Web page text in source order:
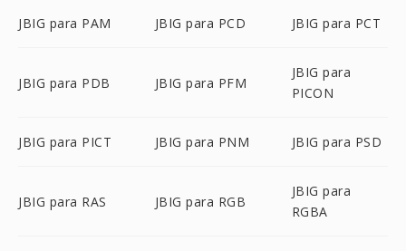
JBIG para PAM JBIG para PCD JBIG para PCT
JBIG para PDB JBIG para PFM
JBIG para
PICON
JBIG para PICT JBIG para PNM JBIG para PSD
JBIG para RAS JBIG para RGB
JBIG para
RGBA